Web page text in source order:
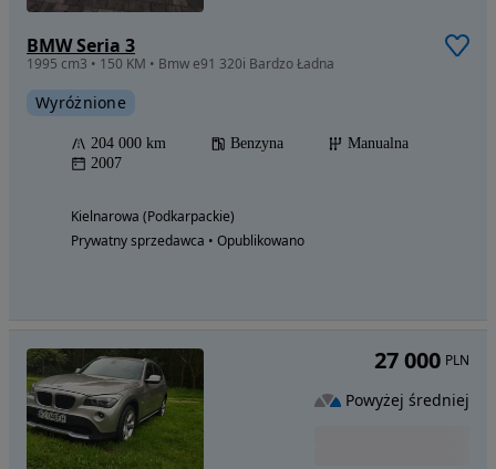
BMW Seria 3
1995 cm3 • 150 KM • Bmw e91 320i Bardzo Ładna
Wyróżnione
204 000 km Benzyna
Manualna
2007
Kielnarowa (Podkarpackie)
Prywatny sprzedawca • Opublikowano
27 000 PLN
Powyżej średniej